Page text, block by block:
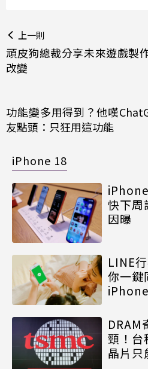
上一則
頑皮狗總裁分享未來遊戲製
改變
功能變多用得到？他嘆
友點頭：只狂用這功能
iPhone 18
快下周
因曝
LINE
你一鍵
頸！台
晶片只